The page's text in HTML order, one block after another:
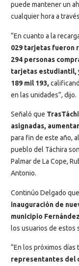
puede mantener un
cualquier hora a
“En cuanto a la
029 tarjetas fueron
294 personas
tarjetas estudiantil,
189 mil 193,
en las unidades”, dijo.
Señaló que
asignadas,
para fin de este año,
pueblo del Táchira
Palmar de La Cope,
Antonio.
Continúo Delgado
inauguración de
municipio
los usuarios de estos
“En los próximos
representantes del